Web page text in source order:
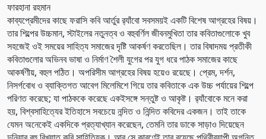
ফারহানা রহমান
কাব্যপ্রেমীদের কাছে ফরাসি কবি আর্তুর র‌্যাঁবো সবসময়ই একটি বিশেষ আগ্রহের বিষয়।
তার শিল্পের উচ্চমান, স্টাইলের নতুনত্ব ও বহুবর্ণিল জীবনমুখিতা তার কবিতাগুলোকে খুব
সহজেই ওই সময়ের সাহিত্য সমাজের দৃষ্টি আকর্ষণ করতেছিল। তার বিষাদময় প্রতীকী
কবিতাগুলোর অভিনব ভাষা ও নির্মাণ শৈলী যুগের পর যুগ ধরে পাঠক সমাজের কাছে
আকর্ষণীয়, বহুল পঠিত। অপরিসীম আগ্রহের বিষয় হয়েও রয়েছে। প্রেম, দর্শন,
নিসর্গবোধ ও ব্যাক্তিগত আবেগ মিলেমিশে গিয়ে তার কবিতাকে এক উচ্চ পর্যায়ের শিল্পে
পরিণত করেছে; যা পাঠককে করেছে একইসঙ্গে সন্তুষ্ট ও আকৃষ্ট। র‌্যাঁবোকে মনে করা
হয়, বিশ্বসাহিত্যের ইতিহাসে সবচেয়ে নন্দিত ও নিন্দিত কবিদের একজন। তাই তাকে
যেমন অনেকেই একদিকে প্রত্যাখ্যান করেছেন, তেমনি তার ডাকে সাড়াও দিয়েছেন